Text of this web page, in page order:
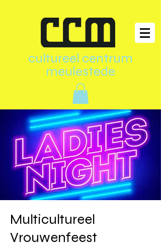
cultureel centrum
meulestede
Multicultureel
Vrouwenfeest